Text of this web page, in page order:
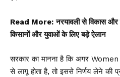
Read More: नरयावली से विकास
किसानों और युवाओं के लिए बड़े ऐलान
सरकार का मानना है कि अगर
से लागू होता है, तो इससे निर्णय लेने की